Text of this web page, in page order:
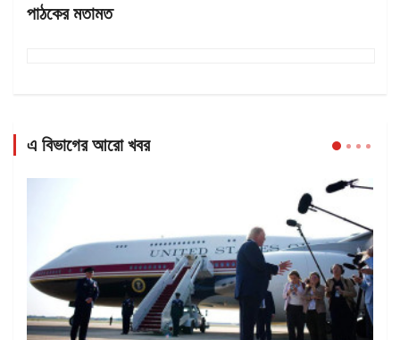
পাঠকের মতামত
এ বিভাগের আরো খবর